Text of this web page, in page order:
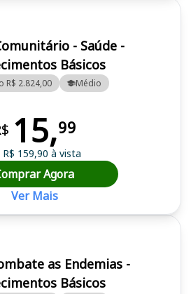
as Endemias -
Básicos
- Saúde -
Básicos
R$ 2.824,00 Médio
15,99
159,90 à vista
Agora
Ver Mais